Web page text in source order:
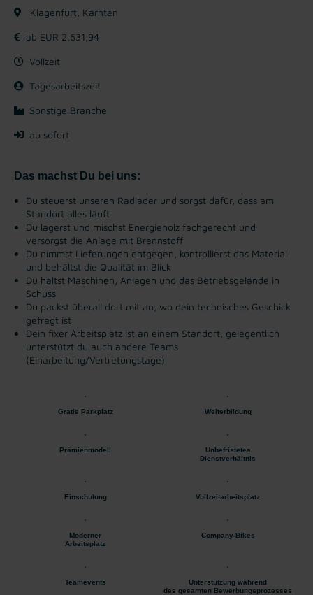
Klagenfurt, Kärnten
ab EUR 2.631,94
Vollzeit
Tagesarbeitszeit
Sonstige Branche
ab sofort
Das machst Du bei uns:
Du steuerst unseren Radlader und sorgst dafür, dass am
Standort alles läuft
Du lagerst und mischst Energieholz fachgerecht und
versorgst die Anlage mit Brennstoff
Du nimmst Lieferungen entgegen, kontrollierst das Material
und behältst die Qualität im Blick
Du hältst Maschinen, Anlagen und das Betriebsgelände in
Schuss
Du packst überall dort mit an, wo dein technisches Geschick
gefragt ist
Dein fixer Arbeitsplatz ist an einem Standort, gelegentlich
unterstützt du auch andere Teams
(Einarbeitung/Vertretungstage)
Gratis Parkplatz Weiterbildung
Prämienmodell
Unbefristetes
Dienstverhältnis
Einschulung Vollzeitarbeitsplatz
Moderner
Arbeitsplatz
Company-Bikes
Teamevents
Unterstützung während
des gesamten Bewerbungsprozesses